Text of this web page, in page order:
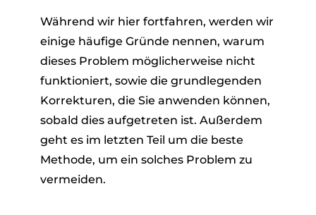
Während wir hier fortfahren, werden wir
einige häufige Gründe nennen, warum
dieses Problem möglicherweise nicht
funktioniert, sowie die grundlegenden
Korrekturen, die Sie anwenden können,
sobald dies aufgetreten ist. Außerdem
geht es im letzten Teil um die beste
Methode, um ein solches Problem zu
vermeiden.